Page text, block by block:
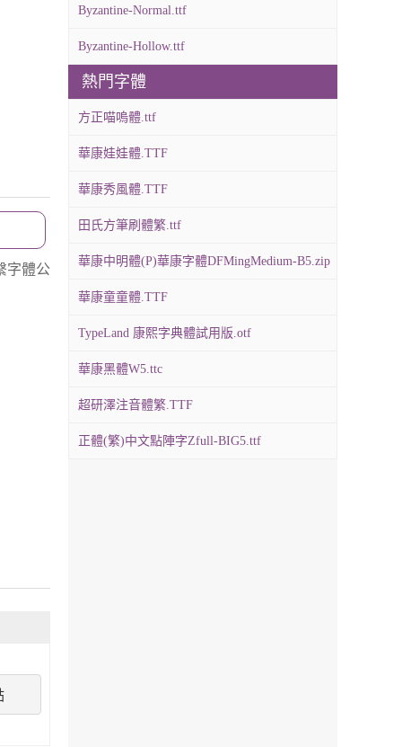
字體公
Byzantine-Normal.ttf
Byzantine-Hollow.ttf
熱門字體
方正喵嗚體.ttf
華康娃娃體.TTF
華康秀風體.TTF
田氏方筆刷體繁.ttf
華康中明體(P)華康字體DFMingMedium-B5.zip
華康童童體.TTF
TypeLand 康熙字典體試用版.otf
華康黑體W5.ttc
超研澤注音體繁.TTF
正體(繁)中文點陣字Zfull-BIG5.ttf